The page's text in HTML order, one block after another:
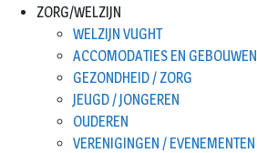
ZORG/WELZIJN
WELZIJN VUGHT
ACCOMODATIES EN GEBOUWEN
GEZONDHEID / ZORG
JEUGD / JONGEREN
OUDEREN
VERENIGINGEN / EVENEMENTEN